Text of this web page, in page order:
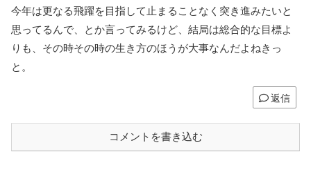
今年は更なる飛躍を目指して止まることなく突き進みたいと
思ってるんで、とか言ってみるけど、結局は総合的な目標よ
りも、その時その時の生き方のほうが大事なんだよねきっ
と。
返信
コメントを書き込む